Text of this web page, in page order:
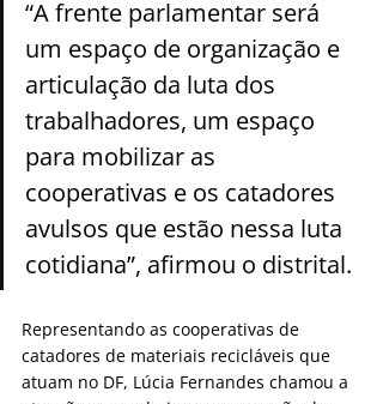
“A frente parlamentar será
um espaço de organização e
articulação da luta dos
trabalhadores, um espaço
para mobilizar as
cooperativas e os catadores
avulsos que estão nessa luta
cotidiana”, afirmou o distrital.
Representando as cooperativas de
catadores de materiais recicláveis que
atuam no DF, Lúcia Fernandes chamou a